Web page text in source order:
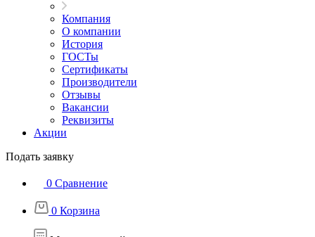
Компания
О компании
История
ГОСТы
Сертификаты
Производители
Отзывы
Вакансии
Реквизиты
Акции
Подать заявку
0 Сравнение
0 Корзина